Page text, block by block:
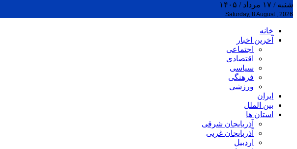
شنبه / ۱۷ مرداد / ۱۴۰۵
Saturday, 8 August , 2026
خانه
آخرین اخبار
اجتماعی
اقتصادی
سیاسی
فرهنگی
ورزشی
ایران
بین الملل
استان ها
آذربایجان شرقی
آذربایجان غربی
اردبیل